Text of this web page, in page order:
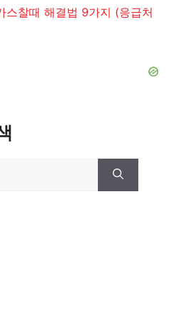
스찰때 해결법 9가지 (응급처